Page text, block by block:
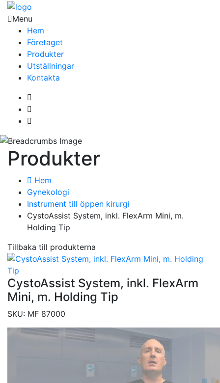
Menu
Hem
Företaget
Produkter
Utställningar
Kontakta
Produkter
Hem
Gynekologi
Instrument till öppen kirurgi
CystoAssist System, inkl. FlexArm Mini, m.
Holding Tip
Tillbaka till produkterna
CystoAssist System, inkl. FlexArm
Mini, m. Holding Tip
SKU: MF 87000